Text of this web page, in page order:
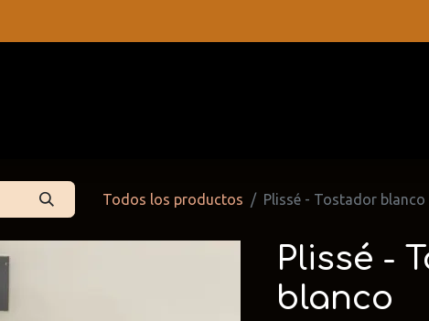
Todos los productos Plissé - Tostador blanco
Plissé -
blanco